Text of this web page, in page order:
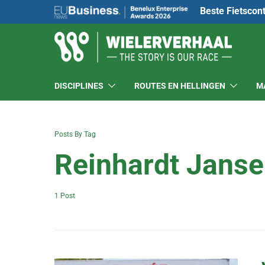
Beste
DISCIPLINES ROUTES EN HELLINGEN
Posts By Tag
Reinhardt
1 Post